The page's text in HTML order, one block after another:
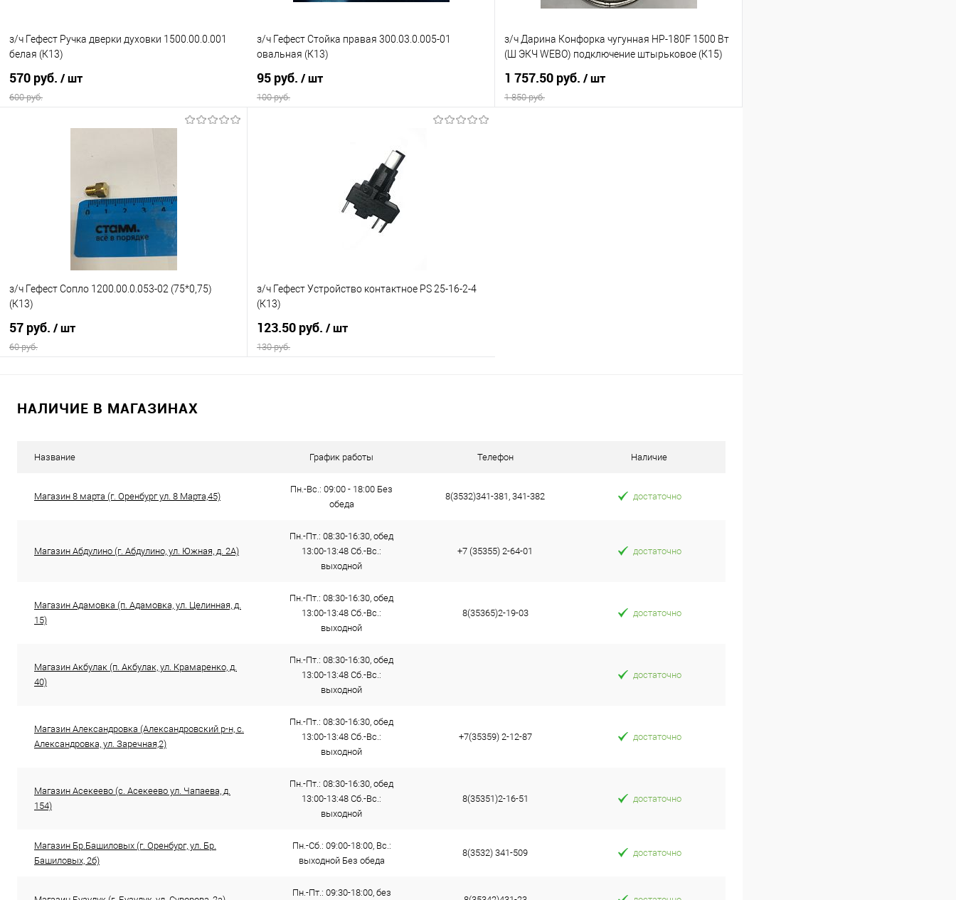
з/ч Гефест Ручка дверки духовки 1500.00.0.001
белая (К13)
570 руб. / шт
600 руб.
В наличии
з/ч Гефест Стойка правая 300.03.0.005-01
овальная (К13)
95 руб. / шт
100 руб.
з/ч Дарина Конфорка чугунная НР-180F 1500 Вт
(Ш ЭКЧ WEBO) подключение штырьковое (К15)
1 757.50 руб. / шт
1 850 руб.
з/ч Гефест Сопло 1200.00.0.053-02 (75*0,75)
(К13)
57 руб. / шт
60 руб.
з/ч Гефест Устройство контактное PS 25-16-2-4
(К13)
123.50 руб. / шт
130 руб.
НАЛИЧИЕ В МАГАЗИНАХ
Название График работы Телефон Наличие
Магазин 8 марта (г. Оренбург ул. 8 Марта,45)
Пн.-Вс.: 09:00 - 18:00 Без
обеда
8(3532)341-381, 341-382 достаточно
Магазин Абдулино (г. Абдулино, ул. Южная, д. 2А)
Пн.-Пт.: 08:30-16:30, обед
13:00-13:48 Сб.-Вс.:
выходной
+7 (35355) 2-64-01 достаточно
Магазин Адамовка (п. Адамовка, ул. Целинная, д.
15)
Пн.-Пт.: 08:30-16:30, обед
13:00-13:48 Сб.-Вс.:
выходной
8(35365)2-19-03 достаточно
Магазин Акбулак (п. Акбулак, ул. Крамаренко, д.
40)
Пн.-Пт.: 08:30-16:30, обед
13:00-13:48 Сб.-Вс.:
выходной
достаточно
Магазин Александровка (Александровский р-н, с.
Александровка, ул. Заречная,2)
Пн.-Пт.: 08:30-16:30, обед
13:00-13:48 Сб.-Вс.:
выходной
+7(35359) 2-12-87 достаточно
Магазин Асекеево (с. Асекеево ул. Чапаева, д.
154)
Пн.-Пт.: 08:30-16:30, обед
13:00-13:48 Сб.-Вс.:
выходной
8(35351)2-16-51 достаточно
Магазин Бр.Башиловых (г. Оренбург, ул. Бр.
Башиловых, 2б)
Пн.-Сб.: 09:00-18:00, Вс.:
выходной Без обеда
8(3532) 341-509 достаточно
Пн.-Пт.: 09:30-18:00, без